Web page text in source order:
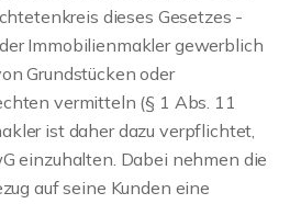
dieses Gesetzes -
Immobilienmakler gewerblich
Grundstücken oder
vermitteln (§ 1 Abs. 11
ist daher dazu verpflichtet,
einzuhalten. Dabei nehmen die
auf seine Kunden eine